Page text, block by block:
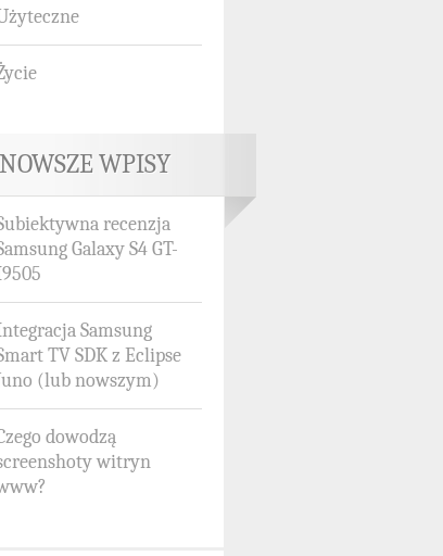
WPISY
recenzja
Galaxy S4 GT-
Samsung
TV SDK z Eclipse
(lub nowszym)
dowodzą
witryn